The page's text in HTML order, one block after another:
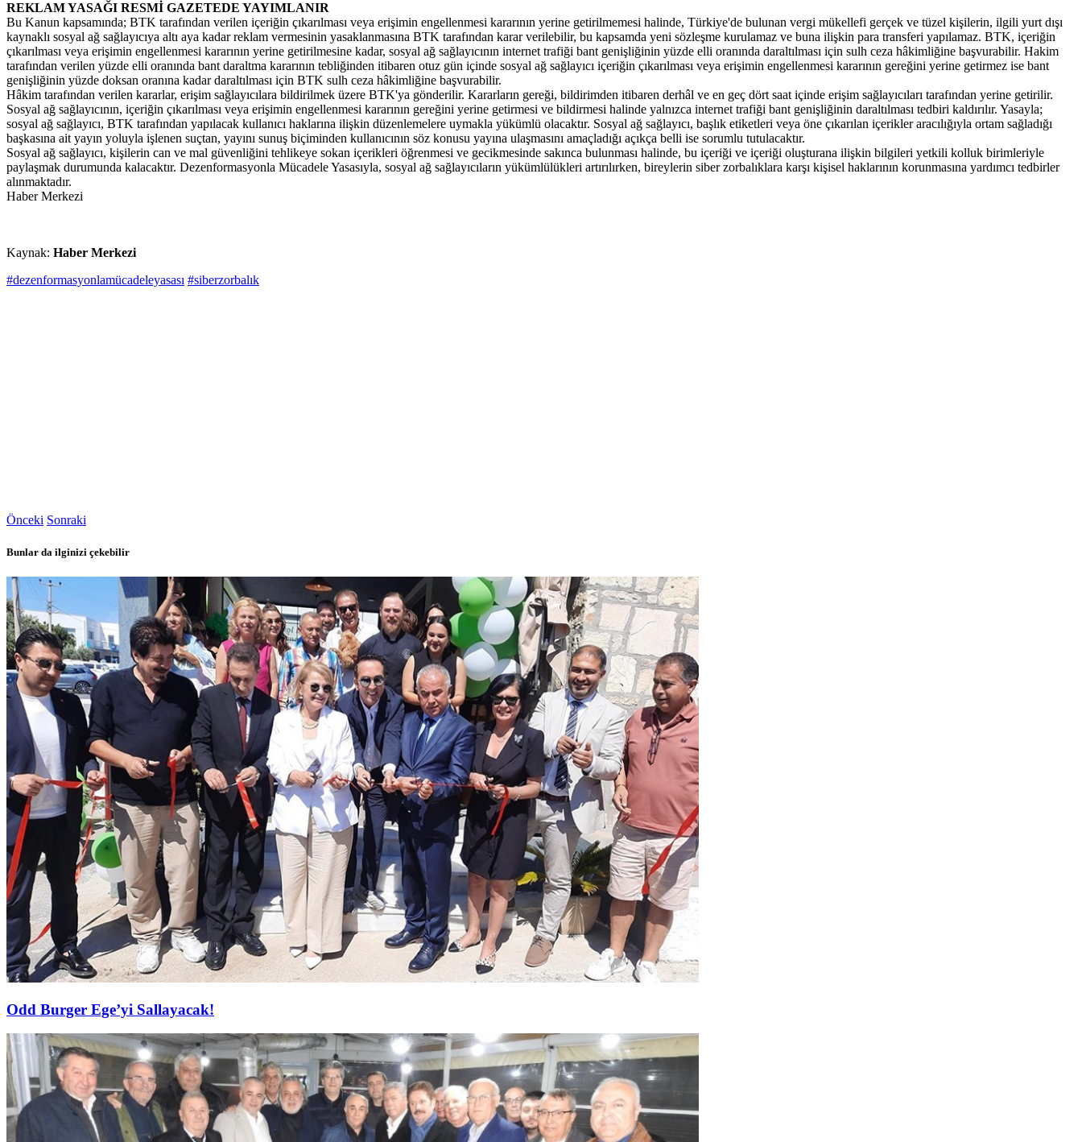
REKLAM YASAĞI RESMİ GAZETEDE YAYIMLANIR
Bu Kanun kapsamında; BTK tarafından verilen içeriğin çıkarılması veya erişimin engellenmesi kararının yerine getirilmemesi halinde, Türkiye'de bulunan vergi mükellefi gerçek ve tüzel kişilerin, ilgili yurt dışı
kaynaklı sosyal ağ sağlayıcıya altı aya kadar reklam vermesinin yasaklanmasına BTK tarafından karar verilebilir, bu kapsamda yeni sözleşme kurulamaz ve buna ilişkin para transferi yapılamaz. BTK, içeriğin
çıkarılması veya erişimin engellenmesi kararının yerine getirilmesine kadar, sosyal ağ sağlayıcının internet trafiği bant genişliğinin yüzde elli oranında daraltılması için sulh ceza hâkimliğine başvurabilir. Hakim
tarafından verilen yüzde elli oranında bant daraltma kararının tebliğinden itibaren otuz gün içinde sosyal ağ sağlayıcı içeriğin çıkarılması veya erişimin engellenmesi kararının gereğini yerine getirmez ise bant
genişliğinin yüzde doksan oranına kadar daraltılması için BTK sulh ceza hâkimliğine başvurabilir.
Hâkim tarafından verilen kararlar, erişim sağlayıcılara bildirilmek üzere BTK'ya gönderilir. Kararların gereği, bildirimden itibaren derhâl ve en geç dört saat içinde erişim sağlayıcıları tarafından yerine getirilir.
Sosyal ağ sağlayıcının, içeriğin çıkarılması veya erişimin engellenmesi kararının gereğini yerine getirmesi ve bildirmesi halinde yalnızca internet trafiği bant genişliğinin daraltılması tedbiri kaldırılır. Yasayla;
sosyal ağ sağlayıcı, BTK tarafından yapılacak kullanıcı haklarına ilişkin düzenlemelere uymakla yükümlü olacaktır. Sosyal ağ sağlayıcı, başlık etiketleri veya öne çıkarılan içerikler aracılığıyla ortam sağladığı
başkasına ait yayın yoluyla işlenen suçtan, yayını sunuş biçiminden kullanıcının söz konusu yayına ulaşmasını amaçladığı açıkça belli ise sorumlu tutulacaktır.
Sosyal ağ sağlayıcı, kişilerin can ve mal güvenliğini tehlikeye sokan içerikleri öğrenmesi ve gecikmesinde sakınca bulunması halinde, bu içeriği ve içeriği oluşturana ilişkin bilgileri yetkili kolluk birimleriyle
paylaşmak durumunda kalacaktır. Dezenformasyonla Mücadele Yasasıyla, sosyal ağ sağlayıcıların yükümlülükleri artırılırken, bireylerin siber zorbalıklara karşı kişisel haklarının korunmasına yardımcı tedbirler
alınmaktadır.
Haber Merkezi
Kaynak: Haber Merkezi
#dezenformasyonlamücadeleyasası #siberzorbalık
Önceki Sonraki
Bunlar da ilginizi çekebilir
Odd Burger Ege’yi Sallayacak!